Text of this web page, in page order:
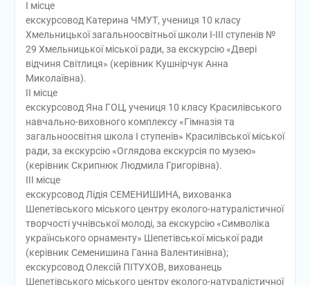
І місце
екскурсовод Катерина ЧМУТ, учениця 10 класу
Хмельницької загальноосвітньої школи І-ІІІ ступенів №
29 Хмельницької міської ради, за екскурсію «Двері
відчиня Світлиця» (керівник Кушнірчук Анна
Миколаївна).
ІІ місце
екскурсовод Яна ГОЦ, учениця 10 класу Красилівського
навчально-виховного комплексу «Гімназія та
загальноосвітня школа І ступенів» Красилівської міської
ради, за екскурсію «Оглядова екскурсія по музею»
(керівник Скрипнюк Людмила Григорівна).
ІІІ місце
екскурсовод Лідія СЕМЕНИШИНА, вихованка
Шепетівського міського центру еколого-натуралістичної
творчості учнівської молоді, за екскурсію «Символіка
українського орнаменту» Шепетівської міської ради
(керівник Семенишина Ганна Валентинівна);
екскурсовод Олексій ПІТУХОВ, вихованець
Шепетівського міського центру еколого-натуралістичної